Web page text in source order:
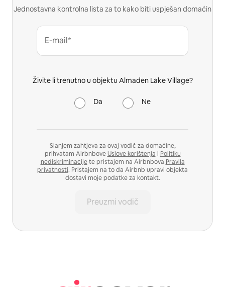
Jednostavna kontrolna lista za to kako biti uspješan domaćin
E-mail*
Živite li trenutno u objektu Almaden Lake Village?
Da Ne
Slanjem zahtjeva za ovaj vodič za domaćine,
prihvatam AirbnboveUslove korištenja i Politiku
nediskriminacijete pristajem na Airbnbova Pravila
privatnosti. Pristajem na to da Airbnb upravi objekta
dostavi moje podatke za kontakt.
Preuzmi vodič